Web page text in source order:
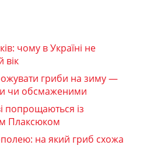
чому в Україні не
вік
гриби на зиму —
чи обсмаженими
попрощаються із
Плаксюком
на який гриб схожа